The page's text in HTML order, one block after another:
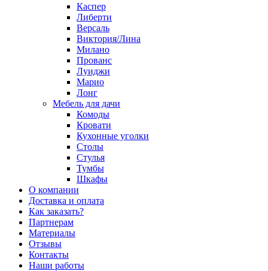
Каспер
Либерти
Версаль
Виктория/Лина
Милано
Прованс
Луиджи
Марио
Лонг
Мебель для дачи
Комоды
Кровати
Кухонные уголки
Столы
Стулья
Тумбы
Шкафы
О компании
Доставка и оплата
Как заказать?
Партнерам
Материалы
Отзывы
Контакты
Наши работы